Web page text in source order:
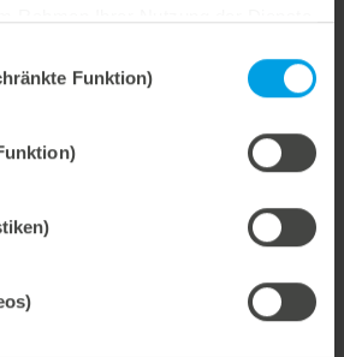
Funktion)
der
an die Verpackungsqualität und
optimal erfüllt werden